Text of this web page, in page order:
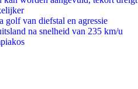
golf van diefstal en agressie
na snelheid van 235 km/u